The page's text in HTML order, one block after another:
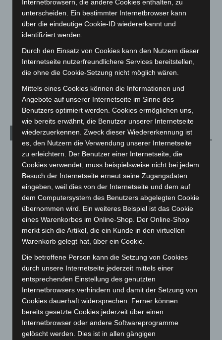
Hannover und Region
Langenhagen und Ortsteile
Leserbriefe
Menschen
Über uns
Veranstaltungen
Welt
Archiv
August 2026(9)
Juli 2026(73)
Juni 2026(139)
Mai 2026(99)
März 2026(115)
Februar 2026(109)
Januar 2026(122)
November 2025(114)
Oktober 2025(112)
September 2025
(93)
August 2025(90)
Internetbrowsern, die andere Cookies enthalten, zu
unterscheiden. Ein bestimmter Internetbrowser kann
über die eindeutige Cookie-ID wiedererkannt und
identifiziert werden.
Durch den Einsatz von Cookies kann den Nutzern dieser
Internetseite nutzerfreundlichere Services bereitstellen,
die ohne die Cookie-Setzung nicht möglich wären.
Mittels eines Cookies können die Informationen und
Angebote auf unserer Internetseite im Sinne des
Benutzers optimiert werden. Cookies ermöglichen uns,
wie bereits erwähnt, die Benutzer unserer Internetseite
wiederzuerkennen. Zweck dieser Wiedererkennung ist
es, den Nutzern die Verwendung unserer Internetseite
zu erleichtern. Der Benutzer einer Internetseite, die
Cookies verwendet, muss beispielsweise nicht bei jedem
Besuch der Internetseite erneut seine Zugangsdaten
eingeben, weil dies von der Internetseite und dem auf
dem Computersystem des Benutzers abgelegten Cookie
übernommen wird. Ein weiteres Beispiel ist das Cookie
eines Warenkorbes im Online-Shop. Der Online-Shop
merkt sich die Artikel, die ein Kunde in den virtuellen
Warenkorb gelegt hat, über ein Cookie.
Die betroffene Person kann die Setzung von Cookies
durch unsere Internetseite jederzeit mittels einer
entsprechenden Einstellung des genutzten
Internetbrowsers verhindern und damit der Setzung von
Cookies dauerhaft widersprechen. Ferner können
bereits gesetzte Cookies jederzeit über einen
Internetbrowser oder andere Softwareprogramme
gelöscht werden. Dies ist in allen gängigen